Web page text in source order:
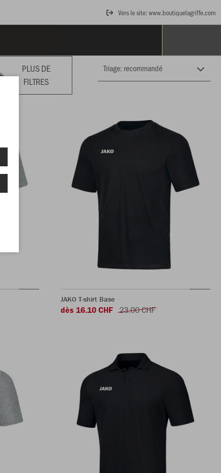
Vers le site: www.boutiquelagriffe.com
PLUS DE
FILTRES
JAKO T-shirt Base
dès 16.10 CHF 23.00 CHF